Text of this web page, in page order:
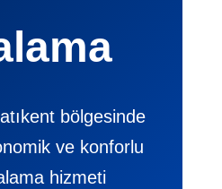
bölgesinde
ve konforlu
hizmeti